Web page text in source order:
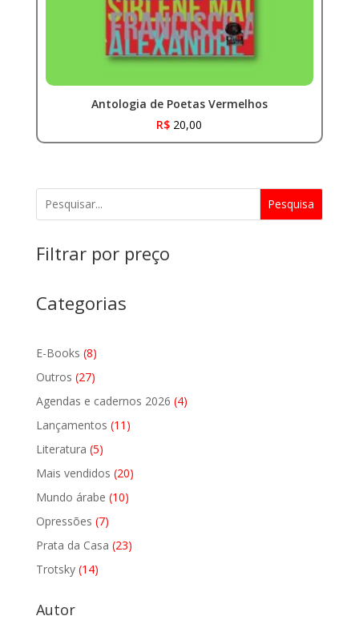
Antologia de Poetas Vermelhos
R$ 20,00
Pesquisa
Filtrar por preço
Categorias
E-Books 88
produtos
Outros 2727
produtos
Agendas e cadernos 2026 44
Lançamentos 11 11
Literatura 55
produtos
Mais vendidos 2020
Mundo árabe 1010
Opressões 77
produtos
Prata da Casa 2323
Trotsky 1414
Autor